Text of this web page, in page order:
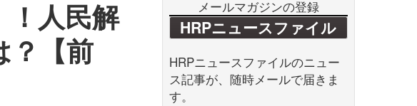
！人民解
？【前
メールマガジンの登録
HRPニュースファイル
HRPニュースファイルのニュー
ス記事が、随時メールで届きま
す。